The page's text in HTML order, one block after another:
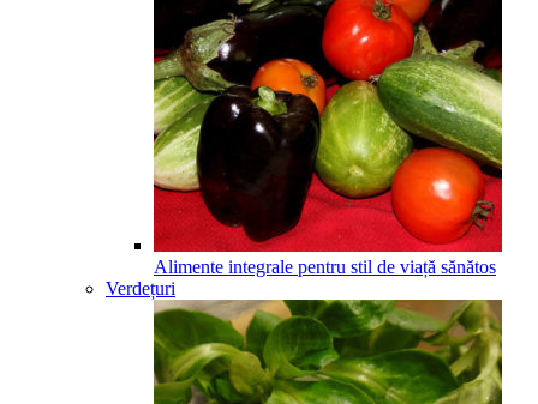
Alimente integrale pentru stil de viață sănătos
Verdețuri